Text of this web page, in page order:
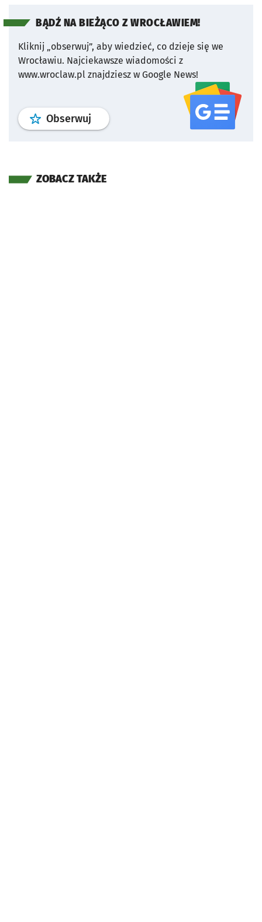
BĄDŹ NA BIEŻĄCO Z WROCŁAWIEM!
Kliknij „obserwuj”, aby wiedzieć, co dzieje się we
Wrocławiu. Najciekawsze wiadomości z
www.wroclaw.pl znajdziesz w Google News!
Obserwuj profil serwisu
ZOBACZ TAKŻE